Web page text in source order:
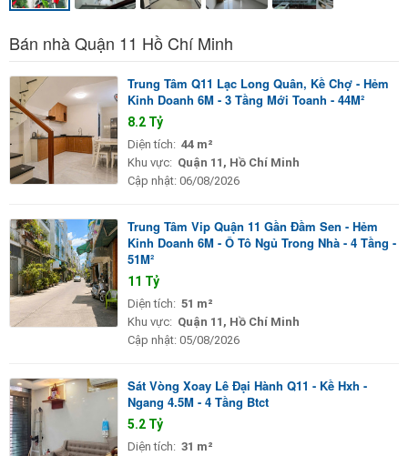
Bán nhà Quận 11 Hồ Chí Minh
Trung Tâm Q11 Lạc Long Quân, Kề Chợ - Hẻm
Kinh Doanh 6M - 3 Tầng Mới Toanh - 44M²
8.2 Tỷ
Diện tích: 44 m²
Khu vực: Quận 11, Hồ Chí Minh
Cập nhật: 06/08/2026
Trung Tâm Vip Quận 11 Gần Đầm Sen - Hẻm
Kinh Doanh 6M - Ô Tô Ngủ Trong Nhà - 4 Tầng -
51M²
11 Tỷ
Diện tích: 51 m²
Khu vực: Quận 11, Hồ Chí Minh
Cập nhật: 05/08/2026
Sát Vòng Xoay Lê Đại Hành Q11 - Kề Hxh -
Ngang 4.5M - 4 Tầng Btct
5.2 Tỷ
Diện tích: 31 m²